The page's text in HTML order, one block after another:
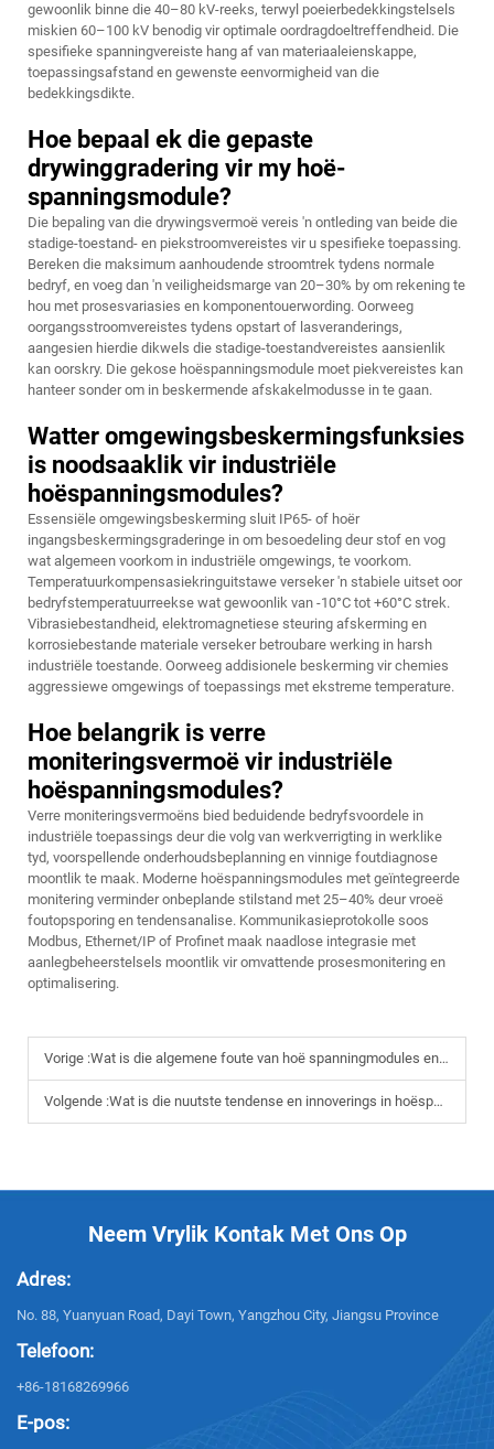
gewoonlik binne die 40–80 kV-reeks, terwyl poeierbedekkingstelsels
miskien 60–100 kV benodig vir optimale oordragdoeltreffendheid. Die
spesifieke spanningvereiste hang af van materiaaleienskappe,
toepassingsafstand en gewenste eenvormigheid van die
bedekkingsdikte.
Hoe bepaal ek die gepaste
drywinggradering vir my hoë-
spanningsmodule?
Die bepaling van die drywingsvermoë vereis 'n ontleding van beide die
stadige-toestand- en piekstroomvereistes vir u spesifieke toepassing.
Bereken die maksimum aanhoudende stroomtrek tydens normale
bedryf, en voeg dan 'n veiligheidsmarge van 20–30% by om rekening te
hou met prosesvariasies en komponentouerwording. Oorweeg
oorgangsstroomvereistes tydens opstart of lasveranderings,
aangesien hierdie dikwels die stadige-toestandvereistes aansienlik
kan oorskry. Die gekose hoëspanningsmodule moet piekvereistes kan
hanteer sonder om in beskermende afskakelmodusse in te gaan.
Watter omgewingsbeskermingsfunksies
is noodsaaklik vir industriële
hoëspanningsmodules?
Essensiële omgewingsbeskerming sluit IP65- of hoër
ingangsbeskermingsgraderinge in om besoedeling deur stof en vog
wat algemeen voorkom in industriële omgewings, te voorkom.
Temperatuurkompensasiekringuitstawe verseker 'n stabiele uitset oor
bedryfstemperatuurreekse wat gewoonlik van -10°C tot +60°C strek.
Vibrasiebestandheid, elektromagnetiese steuring afskerming en
korrosiebestande materiale verseker betroubare werking in harsh
industriële toestande. Oorweeg addisionele beskerming vir chemies
aggressiewe omgewings of toepassings met ekstreme temperature.
Hoe belangrik is verre
moniteringsvermoë vir industriële
hoëspanningsmodules?
Verre moniteringsvermoëns bied beduidende bedryfsvoordele in
industriële toepassings deur die volg van werkverrigting in werklike
tyd, voorspellende onderhoudsbeplanning en vinnige foutdiagnose
moontlik te maak. Moderne hoëspanningsmodules met geïntegreerde
monitering verminder onbeplande stilstand met 25–40% deur vroeë
foutopsporing en tendensanalise. Kommunikasieprotokolle soos
Modbus, Ethernet/IP of Profinet maak naadlose integrasie met
aanlegbeheerstelsels moontlik vir omvattende prosesmonitering en
optimalisering.
Vorige :Wat is die algemene foute van hoë spanningmodules en fouteopsporingstips
Volgende :Wat is die nuutste tendense en innoverings in hoëspanningsmodule-tegnologie?
Neem Vrylik Kontak Met Ons Op
Adres:
No. 88, Yuanyuan Road, Dayi Town, Yangzhou City, Jiangsu Province
Telefoon:
+86-18168269966
E-pos: